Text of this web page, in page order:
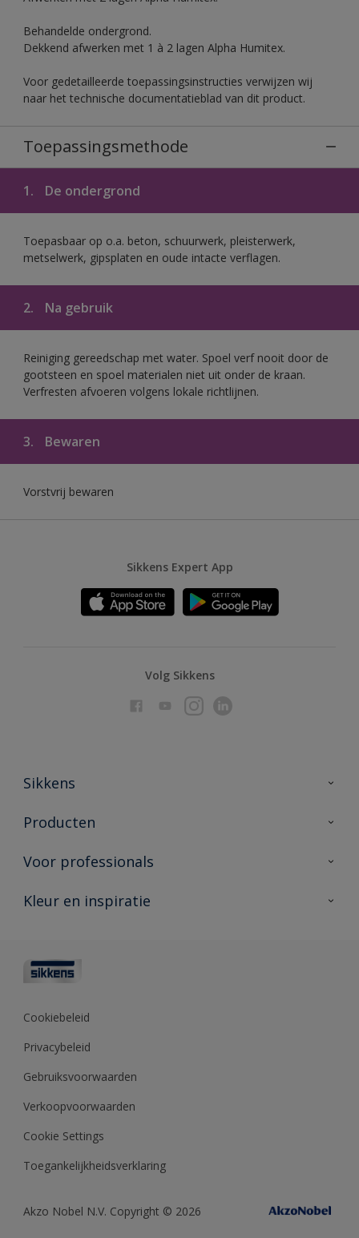
Behandelde ondergrond.
Dekkend afwerken met 1 à 2 lagen Alpha Humitex.
Voor gedetailleerde toepassingsinstructies verwijzen wij
naar het technische documentatieblad van dit product.
Toepassingsmethode
1. De ondergrond
Toepasbaar op o.a. beton, schuurwerk, pleisterwerk,
metselwerk, gipsplaten en oude intacte verflagen.
2. Na gebruik
Reiniging gereedschap met water. Spoel verf nooit door de
gootsteen en spoel materialen niet uit onder de kraan.
Verfresten afvoeren volgens lokale richtlijnen.
3. Bewaren
Vorstvrij bewaren
Sikkens Expert App
Volg Sikkens
Sikkens
Over Sikkens
Duurzaamheid
Producten
Producten voor binnen
Vind je verkooppunt
Voor professionals
Advies & service
Polyfilla Pro
Sikkens Center
Kleur en inspiratie
Kleurcollecties
Kennisbank
Cookiebeleid
Privacybeleid
Gebruiksvoorwaarden
Verkoopvoorwaarden
Cookie Settings
Toegankelijkheidsverklaring
Akzo Nobel N.V. Copyright © 2026